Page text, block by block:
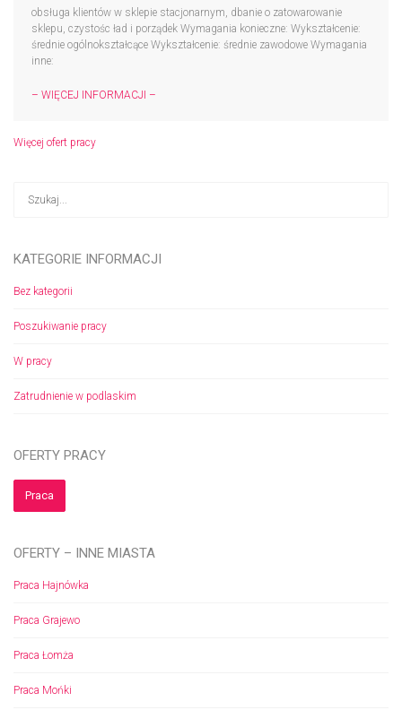
obsługa klientów w sklepie stacjonarnym, dbanie o zatowarowanie
sklepu, czystośc ład i porządek Wymagania konieczne: Wykształcenie:
średnie ogólnokształcące Wykształcenie: średnie zawodowe Wymagania
inne:
– WIĘCEJ INFORMACJI –
Więcej ofert pracy
KATEGORIE INFORMACJI
Bez kategorii
Poszukiwanie pracy
W pracy
Zatrudnienie w podlaskim
OFERTY PRACY
Praca
OFERTY – INNE MIASTA
Praca Hajnówka
Praca Grajewo
Praca Łomża
Praca Mońki